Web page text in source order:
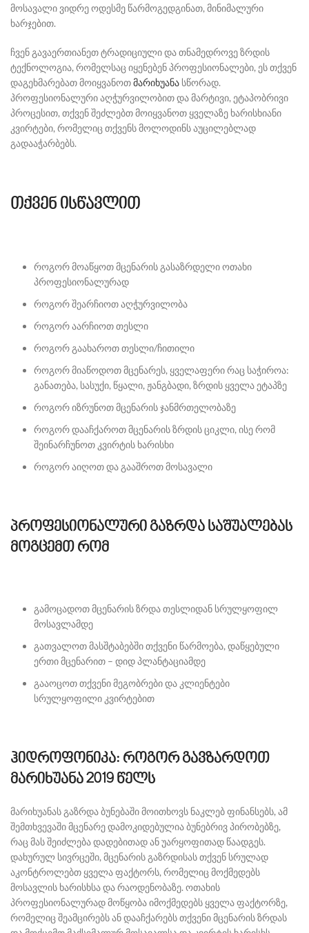
მოსავალი ვიდრე ოდესმე წარმოგედგინათ, მინიმალური
ხარჯებით.
ჩვენ გავაერთიანეთ ტრადიციული და თნამედროვე ზრდის
ტექნოლოგია, რომელსაც იყენებენ პროფესიონალები, ეს თქვენ
დაგეხმარებათ მოიყვანოთმარიხუანა სწორად.
პროფესიონალური აღჭურვილობით და მარტივი, ეტაპობრივი
პროცესით, თქვენ შეძლებთ მოიყვანოთ ყველაზე ხარისხიანი
კვირტები, რომელიც თქვენს მოლოდინს აუცილებლად
გადააჭარბებს.
თქვენ ისწავლით
როგორ მოაწყოთ მცენარის გასაზრდელი ოთახი
პროფესიონალურად
როგორ შეარჩიოთ აღჭურვილობა
როგორ აარჩიოთ თესლი
როგორ გაახაროთ თესლი/ჩითილი
როგორ მიაწოდოთ მცენარეს, ყველაფერი რაც საჭიროა:
განათება, სასუქი, წყალი, ჟანგბადი, ზრდის ყველა ეტაპზე
როგორ იზრუნოთ მცენარის ჯანმრთელობაზე
როგორ დააჩქაროთ მცენარის ზრდის ციკლი, ისე რომ
შეინარჩუნოთ კვირტის ხარისხი
როგორ აიღოთ და გააშროთ მოსავალი
პროფესიონალური გაზრდა საშუალებას
მოგცემთ რომ
გამოცადოთ მცენარის ზრდა თესლიდან სრულყოფილ
მოსავლამდე
გათვალოთ მასშტაბებში თქვენი წარმოება, დაწყებული
ერთი მცენარით – დიდ პლანტაციამდე
გააოცოთ თქვენი მეგობრები და კლიენტები
სრულყოფილი კვირტებით
ჰიდროფონიკა: როგორ გავზარდოთ
მარიხუანა 2019 წელს
მარიხუანას გაზრდა ბუნებაში მოითხოვს ნაკლებ ფინანსებს, ამ
შემთხვევაში მცენარე დამოკიდებულია ბუნებრივ პირობებზე,
რაც მას შეიძლება დადებითად ან უარყოფითად წაადგეს.
დახურულ სივრცეში, მცენარის გაზრდისას თქვენ სრულად
აკონტროლებთ ყველა ფაქტორს, რომელიც მოქმედებს
მოსავლის ხარისხსა და რაოდენობაზე. ოთახის
პროფესიონალურად მოწყობა იმოქმედებს ყველა ფაქტორზე,
რომელიც შეამცირებს ან დააჩქარებს თქვენი მცენარის ზრდას